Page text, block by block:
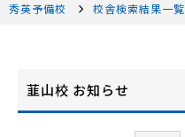
秀英予備校 校舎検索結果一覧
韮山校 お知らせ